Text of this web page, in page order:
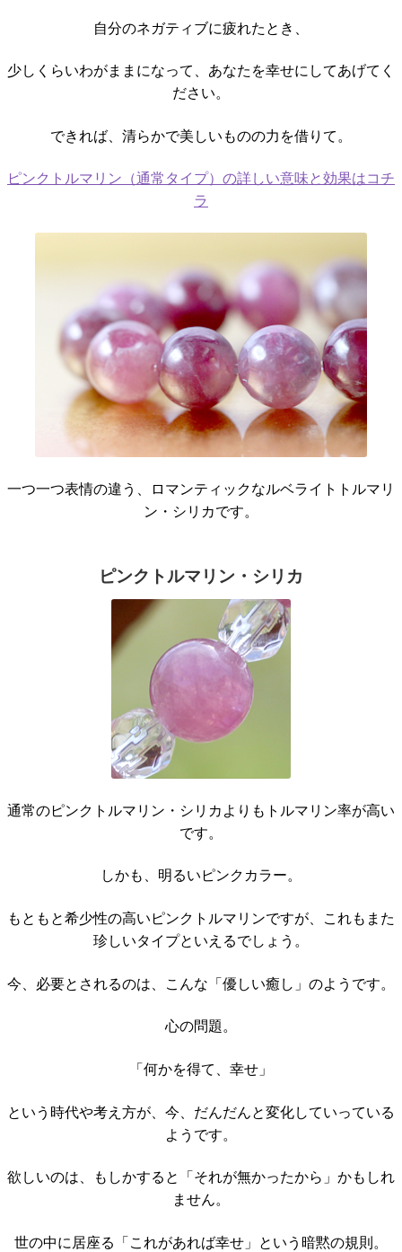
自分のネガティブに疲れたとき、
少しくらいわがままになって、あなたを幸せにしてあげてく
ださい。
できれば、清らかで美しいものの力を借りて。
ピンクトルマリン（通常タイプ）の詳しい意味と効果はコチ
ラ
一つ一つ表情の違う、ロマンティックなルベライトトルマリ
ン・シリカです。
ピンクトルマリン・シリカ
通常のピンクトルマリン・シリカよりもトルマリン率が高い
です。
しかも、明るいピンクカラー。
もともと希少性の高いピンクトルマリンですが、これもまた
珍しいタイプといえるでしょう。
今、必要とされるのは、こんな「優しい癒し」のようです。
心の問題。
「何かを得て、幸せ」
という時代や考え方が、今、だんだんと変化していっている
ようです。
欲しいのは、もしかすると「それが無かったから」かもしれ
ません。
世の中に居座る「これがあれば幸せ」という暗黙の規則。